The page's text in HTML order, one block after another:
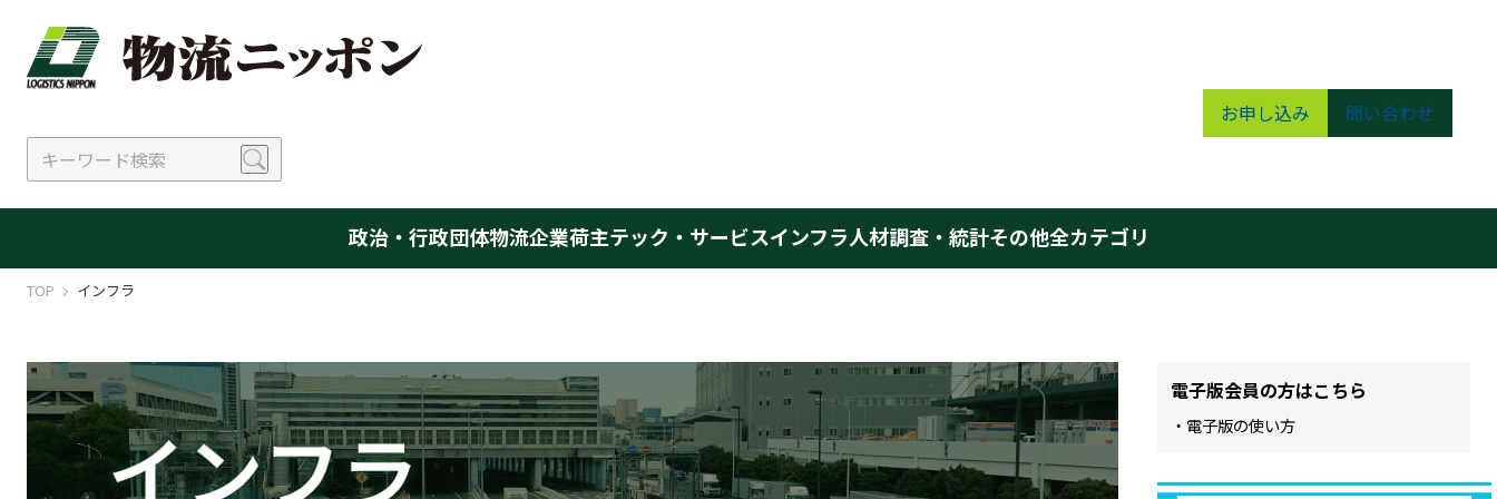
お申し込み 問い合わせ
政治・行政団体物流企業荷主テック・サービスインフラ人材調査・統計その他全カテゴリ
TOP インフラ
電子版会員の方はこちら
・電子版の使い方